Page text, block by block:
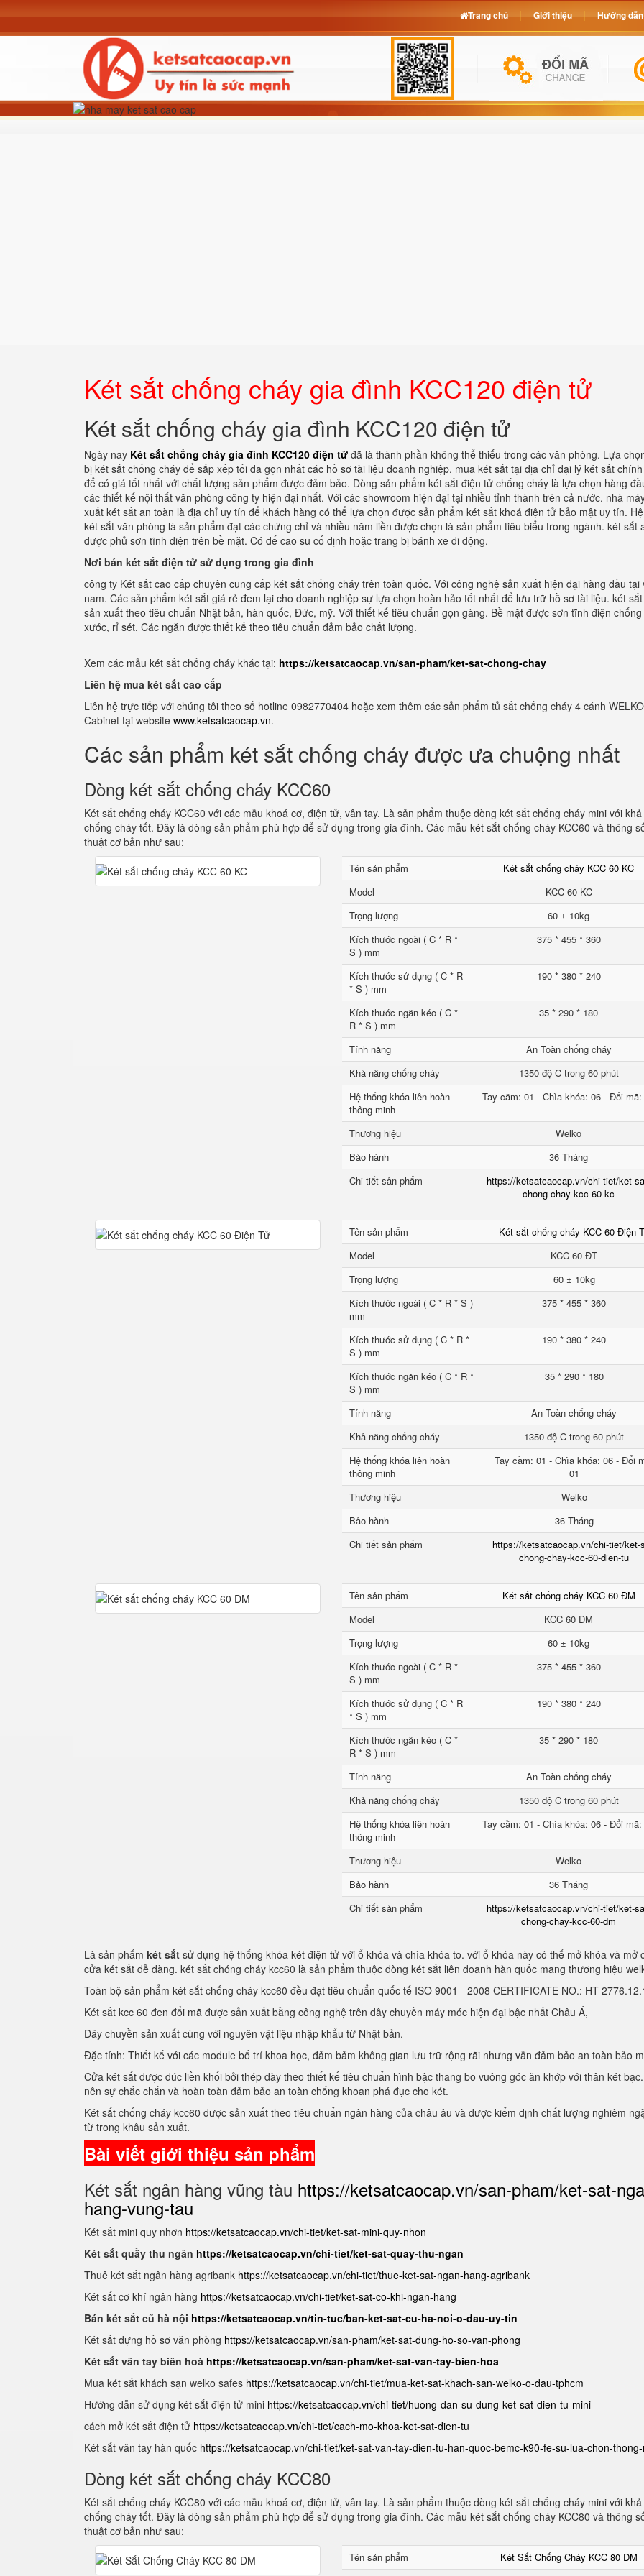
Két sắt chống cháy gia đình KCC120 điện tử
Két sắt chống cháy gia đình KCC120 điện tử
Ngày nay Két sắt chống cháy gia đình KCC120 điện tử đã là thành phần không thể thiếu trong các văn phòng. Lựa
bị két sắt chống cháy để sắp xếp tối đa gọn nhất các hồ sơ tài liệu doanh nghiệp. mua két sắt tại địa chỉ đại lý két sắt
để có giá tốt nhất với chất lượng sản phẩm được đảm bảo. Dòng sản phẩm két sắt điện tử chống cháy là lựa chọn hàng
các thiết kế nội thất văn phòng công ty hiện đại nhất. Với các showroom hiện đại tại nhiều tỉnh thành trên cả nước. nhà
xuất két sắt an toàn là địa chỉ uy tín để khách hàng có thể lựa chọn được sản phẩm két sắt khoá điện tử bảo mật uy tín.
két sắt văn phòng là sản phẩm đạt các chứng chỉ và nhiều năm liền được chọn là sản phẩm tiêu biểu trong ngành. két sắt
được phủ sơn tĩnh điện trên bề mặt. Có đế cao su cố định hoặc trang bị bánh xe di động.
Nơi bán két sắt điện tử sử dụng trong gia đình
công ty Két sắt cao cấp chuyên cung cấp két sắt chống cháy trên toàn quốc. Với công nghệ sản xuất hiện đại hàng đầu tại
nam. Các sản phẩm két sắt giá rẻ đem lại cho doanh nghiệp sự lựa chọn hoàn hảo tốt nhất để lưu trữ hồ sơ tài liệu. két
sản xuất theo tiêu chuẩn Nhật bản, hàn quốc, Đức, mỹ. Với thiết kế tiêu chuẩn gọn gàng. Bề mặt được sơn tĩnh điện
xước, rỉ sét. Các ngăn được thiết kế theo tiêu chuẩn đảm bảo chất lượng.
Xem các mẫu két sắt chống cháy khác tại: https://ketsatcaocap.vn/san-pham/ket-sat-chong-chay
Liên hệ mua két sắt cao cấp
Liên hệ trực tiếp với chúng tôi theo số hotline 0982770404 hoặc xem thêm các sản phẩm tủ sắt chống cháy 4 cánh
Cabinet tại website www.ketsatcaocap.vn.
Các sản phẩm két sắt chống cháy được ưa chuộng nhất
Dòng két sắt chống cháy KCC60
Két sắt chống cháy KCC60 với các mẫu khoá cơ, điện tử, vân tay. Là sản phẩm thuộc dòng két sắt chống cháy mini với
chống cháy tốt. Đây là dòng sản phẩm phù hợp để sử dụng trong gia đình. Các mẫu két sắt chống cháy KCC60 và thông
thuật cơ bản như sau:
Tên sản phẩm
Két sắt chống cháy KCC 60 KC
Model
KCC 60 KC
Trọng lượng
60 ± 10kg
Kích thước ngoài ( C * R *
S ) mm
375 * 455 * 360
Kích thước sử dụng ( C * R
* S ) mm
190 * 380 * 240
Kích thước ngăn kéo ( C *
R * S ) mm
35 * 290 * 180
Tính năng
An Toàn chống cháy
Khả năng chống cháy
1350 độ C trong 60 phút
Hệ thống khóa liên hoàn
thông minh
Tay cầm: 01 - Chìa khóa: 06 - Đổi mã:
Thương hiệu
Welko
Bảo hành
36 Tháng
Chi tiết sản phẩm
https://ketsatcaocap.vn/chi-tiet/ket-
chong-chay-kcc-60-kc
Tên sản phẩm
Két sắt chống cháy KCC 60 Điện
Model
KCC 60 ĐT
Trọng lượng
60 ± 10kg
Kích thước ngoài ( C * R * S )
mm
375 * 455 * 360
Kích thước sử dụng ( C * R *
S ) mm
190 * 380 * 240
Kích thước ngăn kéo ( C * R *
S ) mm
35 * 290 * 180
Tính năng
An Toàn chống cháy
Khả năng chống cháy
1350 độ C trong 60 phút
Hệ thống khóa liên hoàn
thông minh
Tay cầm: 01 - Chìa khóa: 06 - Đổi
01
Thương hiệu
Welko
Bảo hành
36 Tháng
Chi tiết sản phẩm
https://ketsatcaocap.vn/chi-tiet/ket-
chong-chay-kcc-60-dien-tu
Tên sản phẩm
Két sắt chống cháy KCC 60 ĐM
Model
KCC 60 ĐM
Trọng lượng
60 ± 10kg
Kích thước ngoài ( C * R *
S ) mm
375 * 455 * 360
Kích thước sử dụng ( C * R
* S ) mm
190 * 380 * 240
Kích thước ngăn kéo ( C *
R * S ) mm
35 * 290 * 180
Tính năng
An Toàn chống cháy
Khả năng chống cháy
1350 độ C trong 60 phút
Hệ thống khóa liên hoàn
thông minh
Tay cầm: 01 - Chìa khóa: 06 - Đổi mã:
Thương hiệu
Welko
Bảo hành
36 Tháng
Chi tiết sản phẩm
https://ketsatcaocap.vn/chi-tiet/ket-
chong-chay-kcc-60-dm
Là sản phẩm két sắt sử dụng hệ thống khóa két điện tử với ổ khóa và chìa khóa to. với ổ khóa này có thể mở khóa và mở
cửa két sắt dễ dàng. két sắt chóng cháy kcc60 là sản phẩm thuộc dòng két sắt liên doanh hàn quốc mang thương hiệu
Toàn bộ sản phẩm két sắt chống cháy kcc60 đều đạt tiêu chuẩn quốc tế ISO 9001 - 2008 CERTIFICATE NO.: HT
Két sắt kcc 60 đen đổi mã được sản xuất bằng công nghệ trên dây chuyền máy móc hiện đại bậc nhất Châu Á,
Dây chuyền sản xuất cùng với nguyên vật liệu nhập khẩu từ Nhật bản.
Đặc tính: Thiết kế với các module bố trí khoa học, đảm bảm không gian lưu trữ rộng rãi nhưng vẫn đảm bảo an toàn bảo
Cửa két sắt được đúc liền khối bởi thép dày theo thiết kế tiêu chuẩn hình bậc thang bo vuông góc ăn khớp với thân két
nên sự chắc chắn và hoàn toàn đảm bảo an toàn chống khoan phá đục cho két.
Két sắt chống cháy kcc60 được sản xuất theo tiêu chuẩn ngân hàng của châu âu và được kiểm định chất lượng nghiêm
từ trong khâu sản xuất.
Bài viết giới thiệu sản phẩm
Két sắt ngân hàng vũng tàu https://ketsatcaocap.vn/san-pham/ket-sat-
hang-vung-tau
Két sắt mini quy nhơn https://ketsatcaocap.vn/chi-tiet/ket-sat-mini-quy-nhon
Két sắt quầy thu ngân https://ketsatcaocap.vn/chi-tiet/ket-sat-quay-thu-ngan
Thuê két sắt ngân hàng agribank https://ketsatcaocap.vn/chi-tiet/thue-ket-sat-ngan-hang-agribank
Két sắt cơ khí ngân hàng https://ketsatcaocap.vn/chi-tiet/ket-sat-co-khi-ngan-hang
Bán két sắt cũ hà nội https://ketsatcaocap.vn/tin-tuc/ban-ket-sat-cu-ha-noi-o-dau-uy-tin
Két sắt đựng hồ sơ văn phòng https://ketsatcaocap.vn/san-pham/ket-sat-dung-ho-so-van-phong
Két sắt vân tay biên hoà https://ketsatcaocap.vn/san-pham/ket-sat-van-tay-bien-hoa
Mua két sắt khách sạn welko safes https://ketsatcaocap.vn/chi-tiet/mua-ket-sat-khach-san-welko-o-dau-tphcm
Hướng dẫn sử dụng két sắt điện tử mini https://ketsatcaocap.vn/chi-tiet/huong-dan-su-dung-ket-sat-dien-tu-mini
cách mở két sắt điện tử https://ketsatcaocap.vn/chi-tiet/cach-mo-khoa-ket-sat-dien-tu
Két sắt vân tay hàn quốc https://ketsatcaocap.vn/chi-tiet/ket-sat-van-tay-dien-tu-han-quoc-bemc-k90-fe-su-lua-chon-
Dòng két sắt chống cháy KCC80
Két sắt chống cháy KCC80 với các mẫu khoá cơ, điện tử, vân tay. Là sản phẩm thuộc dòng két sắt chống cháy mini với
chống cháy tốt. Đây là dòng sản phẩm phù hợp để sử dụng trong gia đình. Các mẫu két sắt chống cháy KCC80 và thông
thuật cơ bản như sau:
Tên sản phẩm
Két Sắt Chống Cháy KCC 80 DM
Trang chủ Giới thiệu Hướng